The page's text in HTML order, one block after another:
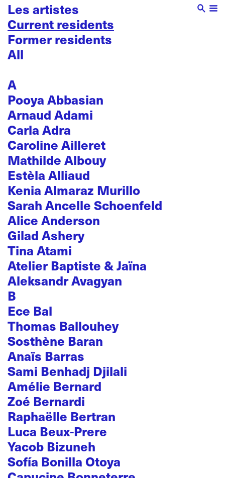
Les artistes
Current residents
Former residents
All
A
Pooya Abbasian
Arnaud Adami
Carla Adra
Caroline Ailleret
Mathilde Albouy
Estèla Alliaud
Kenia Almaraz Murillo
Sarah Ancelle Schoenfeld
Alice Anderson
Gilad Ashery
Tina Atami
Atelier Baptiste & Jaïna
Aleksandr Avagyan
B
Ece Bal
Thomas Ballouhey
Sosthène Baran
Anaïs Barras
Sami Benhadj Djilali
Amélie Bernard
Zoé Bernardi
Raphaëlle Bertran
Luca Beux-Prere
Yacob Bizuneh
Sofía Bonilla Otoya